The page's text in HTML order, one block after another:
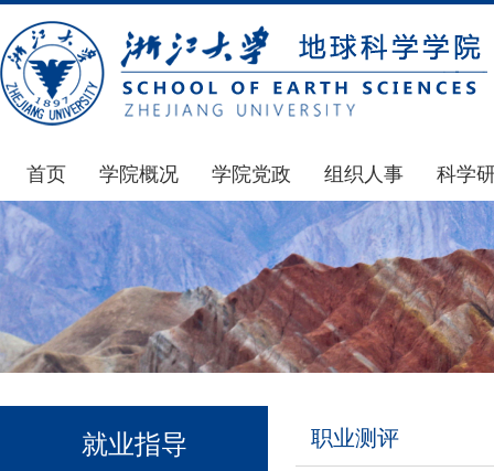
首页 学院概况
学院简介
发展简史
组织机构
师资力量
学院党政
通知公告
学院发文
党委会议纪要
党政联席会议纪要
组织人事
通知公告
博士后管理
人才招聘
年度考核
科学
国家
科研
通知
科研
就业指导 职业测评